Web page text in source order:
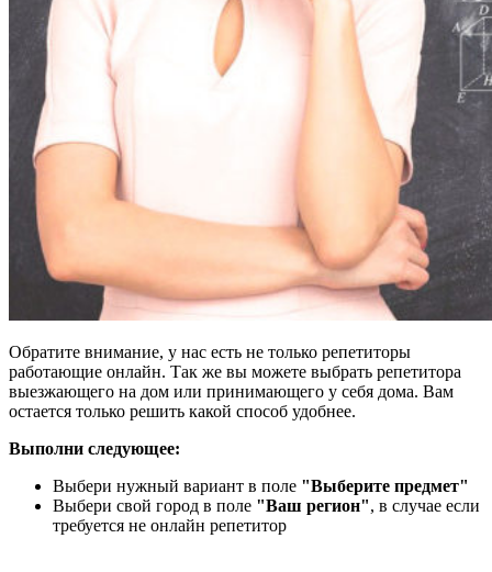
Обратите внимание, у нас есть не только репетиторы
работающие онлайн. Так же вы можете выбрать репетитора
выезжающего на дом или принимающего у себя дома. Вам
остается только решить какой способ удобнее.
Выполни следующее:
Выбери нужный вариант в поле "Выберите предмет"
Выбери свой город в поле "Ваш регион", в случае если
требуется не онлайн репетитор